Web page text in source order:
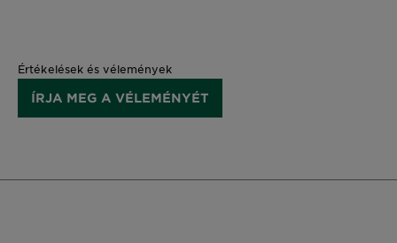
Értékelések és vélemények
ÍRJA MEG A VÉLEMÉNYÉT